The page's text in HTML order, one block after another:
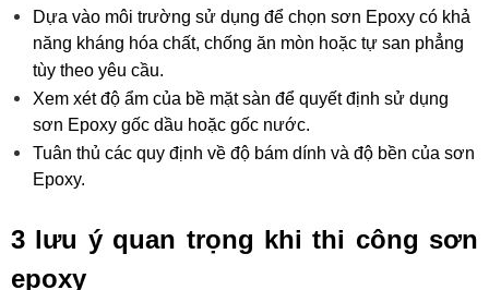
Dựa vào môi trường sử dụng để chọn sơn Epoxy có khả
năng kháng hóa chất, chống ăn mòn hoặc tự san phẳng
tùy theo yêu cầu.
Xem xét độ ẩm của bề mặt sàn để quyết định sử dụng
sơn Epoxy gốc dầu hoặc gốc nước.
Tuân thủ các quy định về độ bám dính và độ bền của sơn
Epoxy.
3 lưu ý quan trọng khi thi công sơn
epoxy